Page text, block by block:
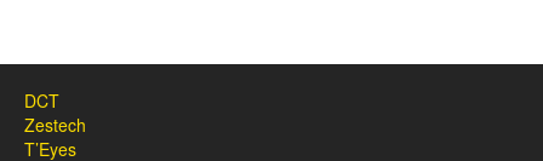
DCT
Zestech
T’Eyes